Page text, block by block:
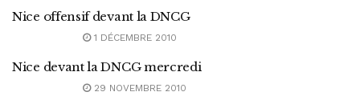
Nice offensif devant la DNCG
1 DÉCEMBRE 2010
Nice devant la DNCG mercredi
29 NOVEMBRE 2010